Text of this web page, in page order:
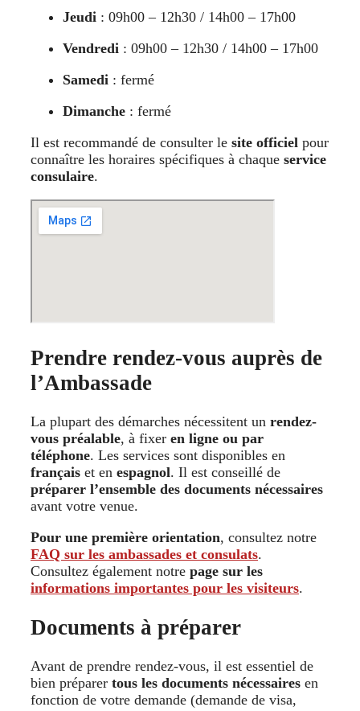
Jeudi : 09h00 – 12h30 / 14h00 – 17h00
Vendredi : 09h00 – 12h30 / 14h00 – 17h00
Samedi : fermé
Dimanche : fermé
Il est recommandé de consulter le site officiel pour
connaître les horaires spécifiques à chaque service
consulaire.
Prendre rendez-vous auprès de
l’Ambassade
La plupart des démarches nécessitent un rendez-
vous préalable, à fixer en ligne ou par
téléphone. Les services sont disponibles en
français et en espagnol. Il est conseillé de
préparer l’ensemble des documents nécessaires
avant votre venue.
Pour une première orientation, consultez notre
FAQ sur les ambassades et consulats.
Consultez également notre page sur les
informations importantes pour les visiteurs.
Documents à préparer
Avant de prendre rendez-vous, il est essentiel de
bien préparer tous les documents nécessaires en
fonction de votre demande (demande de visa,